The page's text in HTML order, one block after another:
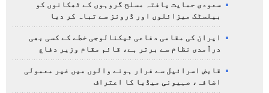
سعودی حمایت یافتہ مسلح گروہوں کے ٹھکانوں کو
بیلسٹک میزائلوں اور ڈرونز سے تباہ کر دیا
ایران کی مقامی دفاعی ٹیکنالوجی خطے کے کسی بھی
درآمدی نظام سے برتر ہے، قائم مقام وزیر دفاع
قابض اسرائیل سے فرار ہونے والوں میں غیر معمولی
اضافہ، صہیونی میڈیا کا اعتراف